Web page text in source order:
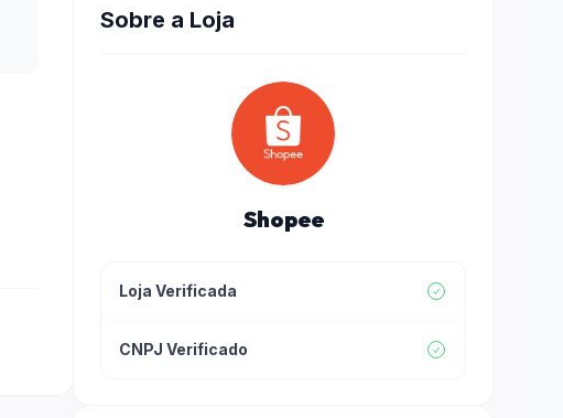
Sobre a Loja
Shopee
Loja Verificada
CNPJ Verificado